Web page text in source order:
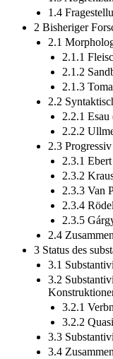
1.4
2 Bisheriger
2.1
2.1.1
2.1.2
2.1.3
2.2
2.2.1 Esau
2.2.2
2.3
2.3.1
2.3.2
2.3.3 Van
2.3.4
2.3.5
2.4
3 Status des
3.1
3.2
3.2.1
3.2.2
3.3
3.4